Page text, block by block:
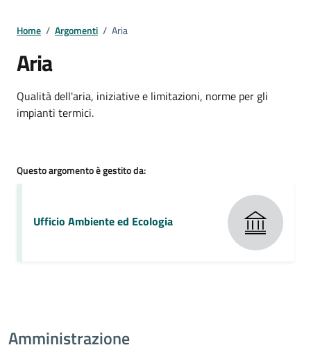
Home / Argomenti / Aria
Aria
Dettagli della notizia
Qualità dell'aria, iniziative e limitazioni, norme per gli
impianti termici.
Questo argomento è gestito da:
Ufficio Ambiente ed Ecologia
Amministrazione